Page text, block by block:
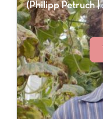
(Philipp Petruch |